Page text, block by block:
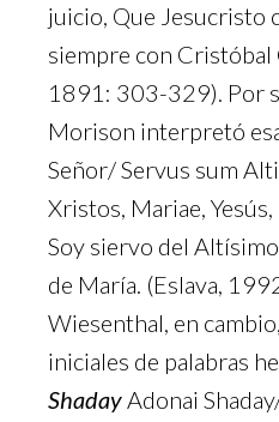
juicio, Que Jesucristo
siempre con Cristóbal
1891: 303-329). Por
Morison interpretó
Señor/ Servus sum
Xristos, Mariae,
Soy siervo del
de María. (Eslava,
Wiesenthal, en
iniciales de palabras
ShadayAdonai